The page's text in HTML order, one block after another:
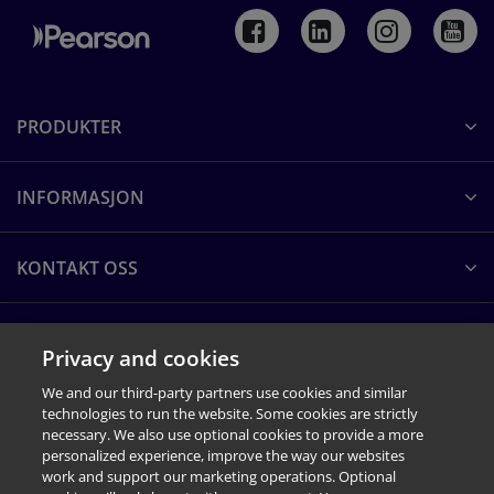
Produktpresentasjon av BASC-3
Q-global brukerhåndbok
Q-global brukerhåndbok
PRODUKTER
INFORMASJON
KONTAKT OSS
Privacy and cookies
We and our third-party partners use cookies and similar
technologies to run the website. Some cookies are strictly
necessary. We also use optional cookies to provide a more
personalized experience, improve the way our websites
work and support our marketing operations. Optional